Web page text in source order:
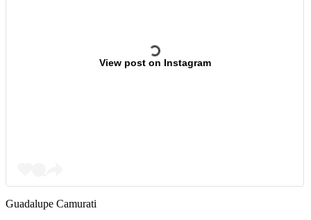
View post on Instagram
Guadalupe Camurati